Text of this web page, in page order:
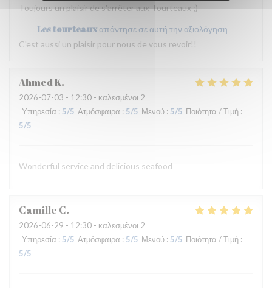
Toujours un plaisir de s'arrêter aux Tourteaux ;)
Les tourteaux απάντησε σε αυτή την αξιολόγηση
C'est aussi un plaisir pour nous de vous revoir!!
AhmedK
2026-07-03 - 12:30 - καλεσμένοι 2
Υπηρεσία : 5/5 Ατμόσφαιρα : 5/5 Μενού : 5/5 Ποιότητα / Τιμή :
5/5
Wonderful service and delicious seafood
Camille C
2026-06-29 - 12:30 - καλεσμένοι 2
Υπηρεσία : 5/5 Ατμόσφαιρα : 5/5 Μενού : 5/5 Ποιότητα / Τιμή :
5/5